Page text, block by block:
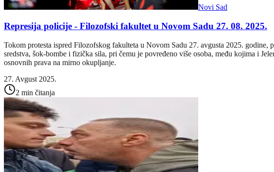
Novi Sad
Represija policije - Filozofski fakultet u Novom Sadu 27. 08. 2025.
Tokom protesta ispred Filozofskog fakulteta u Novom Sadu 27. avgusta 2025.
sredstva, šok-bombe i fizička sila, pri čemu je povređeno više osoba, među kojima i
osnovnih prava na mirno okupljanje.
27. Avgust 2025.
2 min čitanja